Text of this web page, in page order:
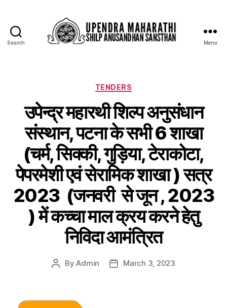
Search Menu
TENDERS
उपेन्द्र महारथी शिल्प अनुसंधान
संस्थान, पटना के सभी 6 शाखा
(चर्म, सिक्की, गुड़िया, टेराकोटा,
पेपरमेशी एवं सेरामिक शाखा ) सत्र
2023 (जनवरी से जून , 2023
) में कच्चा माल क्रय करने हेतु
निविदा आमंत्रित
ByAdmin March 3, 2023